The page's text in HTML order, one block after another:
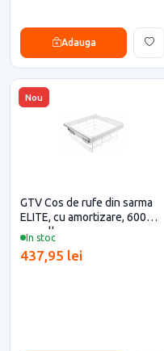
Adauga
Nou
In stoc
GTV Cos de rufe din sarma
ELITE, cu amortizare, 600
mm, alb
437,95 lei